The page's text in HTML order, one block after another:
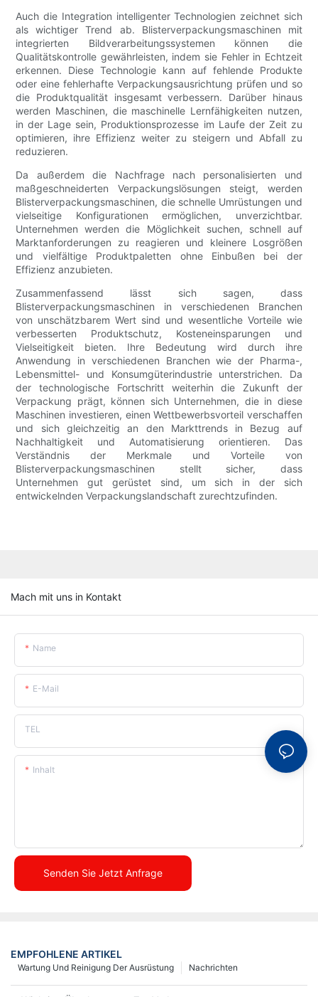
Auch die Integration intelligenter Technologien zeichnet sich
als wichtiger Trend ab. Blisterverpackungsmaschinen mit
integrierten Bildverarbeitungssystemen können die
Qualitätskontrolle gewährleisten, indem sie Fehler in Echtzeit
erkennen. Diese Technologie kann auf fehlende Produkte
oder eine fehlerhafte Verpackungsausrichtung prüfen und so
die Produktqualität insgesamt verbessern. Darüber hinaus
werden Maschinen, die maschinelle Lernfähigkeiten nutzen,
in der Lage sein, Produktionsprozesse im Laufe der Zeit zu
optimieren, ihre Effizienz weiter zu steigern und Abfall zu
reduzieren.
Da außerdem die Nachfrage nach personalisierten und
maßgeschneiderten Verpackungslösungen steigt, werden
Blisterverpackungsmaschinen, die schnelle Umrüstungen und
vielseitige Konfigurationen ermöglichen, unverzichtbar.
Unternehmen werden die Möglichkeit suchen, schnell auf
Marktanforderungen zu reagieren und kleinere Losgrößen
und vielfältige Produktpaletten ohne Einbußen bei der
Effizienz anzubieten.
Zusammenfassend lässt sich sagen, dass
Blisterverpackungsmaschinen in verschiedenen Branchen
von unschätzbarem Wert sind und wesentliche Vorteile wie
verbesserten Produktschutz, Kosteneinsparungen und
Vielseitigkeit bieten. Ihre Bedeutung wird durch ihre
Anwendung in verschiedenen Branchen wie der Pharma-,
Lebensmittel- und Konsumgüterindustrie unterstrichen. Da
der technologische Fortschritt weiterhin die Zukunft der
Verpackung prägt, können sich Unternehmen, die in diese
Maschinen investieren, einen Wettbewerbsvorteil verschaffen
und sich gleichzeitig an den Markttrends in Bezug auf
Nachhaltigkeit und Automatisierung orientieren. Das
Verständnis der Merkmale und Vorteile von
Blisterverpackungsmaschinen stellt sicher, dass
Unternehmen gut gerüstet sind, um sich in der sich
entwickelnden Verpackungslandschaft zurechtzufinden.
Mach mit uns in Kontakt
Name
E-Mail
TEL
Inhalt
Senden Sie Jetzt Anfrage
EMPFOHLENE ARTIKEL
Nachrichten
Wartung Und Reinigung Der Ausrüstung